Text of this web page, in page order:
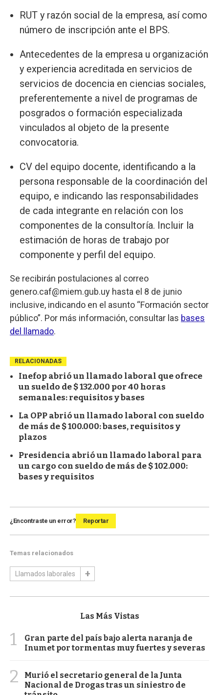
RUT y razón social de la empresa, así como
número de inscripción ante el BPS.
Antecedentes de la empresa u organización
y experiencia acreditada en servicios de
servicios de docencia en ciencias sociales,
preferentemente a nivel de programas de
posgrados o formación especializada
vinculados al objeto de la presente
convocatoria.
CV del equipo docente, identificando a la
persona responsable de la coordinación del
equipo, e indicando las responsabilidades
de cada integrante en relación con los
componentes de la consultoría. Incluir la
estimación de horas de trabajo por
componente y perfil del equipo.
Se recibirán postulaciones al correo
genero.caf@miem.gub.uy hasta el 8 de junio
inclusive, indicando en el asunto “Formación sector
público”. Por más información, consultar las bases
del llamado.
RELACIONADAS
Inefop abrió un llamado laboral que ofrece
un sueldo de $ 132.000 por 40 horas
semanales: requisitos y bases
La OPP abrió un llamado laboral con sueldo
de más de $ 100.000: bases, requisitos y
plazos
Presidencia abrió un llamado laboral para
un cargo con sueldo de más de $ 102.000:
bases y requisitos
¿Encontraste un error? Reportar
Temas relacionados
Llamados laborales
Las Más Vistas
1
Gran parte del país bajo alerta naranja de
Inumet por tormentas muy fuertes y severas
2
Murió el secretario general de la Junta
Nacional de Drogas tras un siniestro de